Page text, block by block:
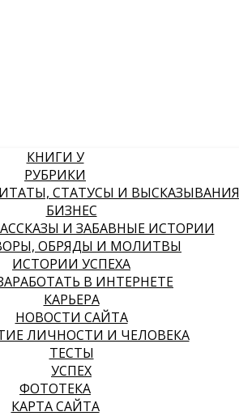
КНИГИ У
РУБРИКИ
СТАТУСЫ И ВЫСКАЗЫВАНИЯ
БИЗНЕС
И ЗАБАВНЫЕ ИСТОРИИ
ОБРЯДЫ И МОЛИТВЫ
ИСТОРИИ УСПЕХА
В ИНТЕРНЕТЕ
КАРЬЕРА
НОВОСТИ САЙТА
ЛИЧНОСТИ И ЧЕЛОВЕКА
ТЕСТЫ
УСПЕХ
ФОТОТЕКА
КАРТА САЙТА